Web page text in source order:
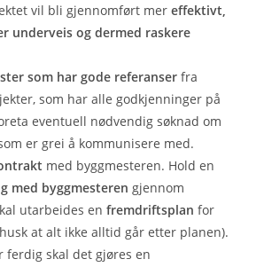
vil bli gjennomført mer effektivt,
underveis og dermed raskere
som har gode referanser fra
som har alle godkjenninger på
eventuell nødvendig søknad om
er grei å kommunisere med.‍
med byggmesteren.‍ Hold en
med byggmesteren gjennom
utarbeides en fremdriftsplan for
at alt ikke alltid går etter planen)‍.
ferdig skal det gjøres en